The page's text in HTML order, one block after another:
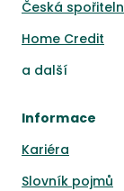
Česká
Home Credit
a další
Informace
Kariéra
Slovník pojmů